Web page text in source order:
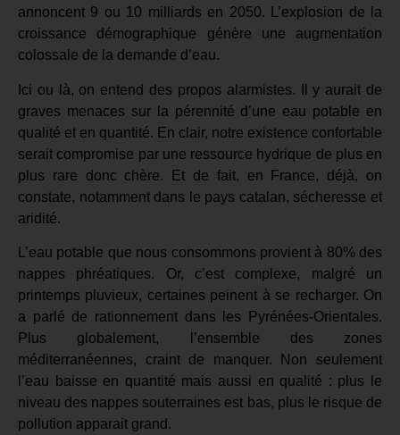
annoncent 9 ou 10 milliards en 2050. L’explosion de la
croissance démographique génère une augmentation
colossale de la demande d’eau.
Ici ou là, on entend des propos alarmistes. Il y aurait de
graves menaces sur la pérennité d’une eau potable en
qualité et en quantité. En clair, notre existence confortable
serait compromise par une ressource hydrique de plus en
plus rare donc chère. Et de fait, en France, déjà, on
constate, notamment dans le pays catalan, sécheresse et
aridité.
L’eau potable que nous consommons provient à 80% des
nappes phréatiques. Or, c’est complexe, malgré un
printemps pluvieux, certaines peinent à se recharger. On
a parlé de rationnement dans les Pyrénées-Orientales.
Plus globalement, l’ensemble des zones
méditerranéennes, craint de manquer. Non seulement
l’eau baisse en quantité mais aussi en qualité : plus le
niveau des nappes souterraines est bas, plus le risque de
pollution apparait grand.